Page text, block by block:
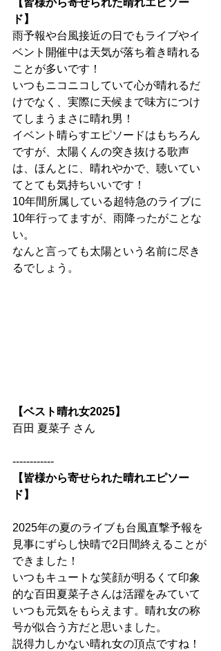
【皆様から寄せられた晴れエピソー
ド】
雨予報や台風接近の日でもライブやイ
ベント開催中は天気が落ち着き晴れる
ことが多いです！
いつもニコニコしていて心が晴れるだ
けでなく、実際に天候まで味方につけ
てしまうまさに晴れ男！
イベント晴らすエピソードはもちろん
ですが、太陽くんの突き抜ける歌声
は、ほんとに、晴れやかで、聴いてい
てとても気持ちいいです！
10年間所属している超特急のライブに
10年行ってますが、雨降ったがことな
い。
なんと言っても太陽という名前に尽き
るでしょう。
【ベスト晴れ女2025】
百田 夏菜子 さん
------------
【皆様から寄せられた晴れエピソー
ド】
2025年の夏のライブも台風直撃予報を
見事にずらし快晴で2日間終えることが
できました！
いつもキュートな笑顔が明るくて印象
的な百田夏菜子さんは活躍をみていて
いつも元気をもらえます。晴れ女の称
号が似合う方だと思いました。
説得力しかない晴れ女の頂点ですね！